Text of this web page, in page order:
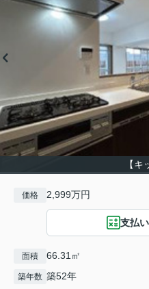
【キ
価格 2,999万円
支払
面積 66.31㎡
築年数 築52年